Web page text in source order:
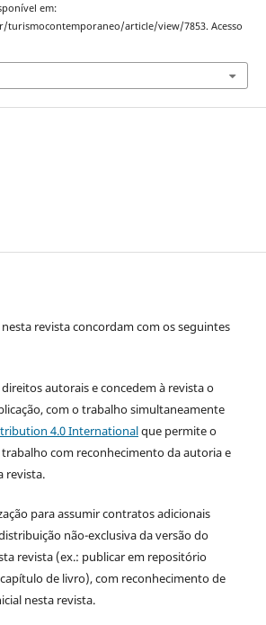
em:
article/view/7853. Acesso
revista concordam com os seguintes
autorais e concedem à revista o
com o trabalho simultaneamente
4.0 Internationalque permite o
com reconhecimento da autoria e
revista.
para assumir contratos adicionais
não-exclusiva da versão do
revista (ex.: publicar em repositório
de livro), com reconhecimento de
nesta revista.